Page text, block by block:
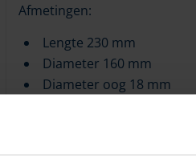
Afmetingen:
Lengte 230 mm
Diameter 160 mm
Diameter oog 18 mm
Geen concessies op